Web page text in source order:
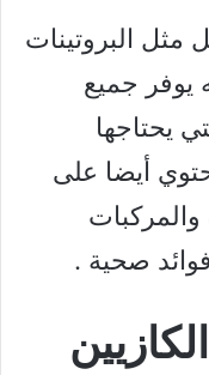
مثل البروتينات
يوفر جميع
يحتاجها
أيضا على
والمركبات
صحية .